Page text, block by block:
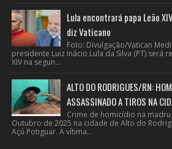
Lula encontrará papa Leão
diz Vaticano
Foto: Divulgação/Vatican
presidente Luiz Inácio Lula da Silva (PT) será
XIV na segun...
ALTO DO RODRIGUES/RN:
ASSASSINADO A TIROS NA
Crime de homicídio na
Outubro de 2025 na cidade de Alto do
Açú Potiguar. A vítima...